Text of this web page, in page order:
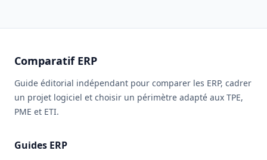
Comparatif ERP
Guide éditorial indépendant pour comparer les ERP, cadrer
un projet logiciel et choisir un périmètre adapté aux TPE,
PME et ETI.
Guides ERP